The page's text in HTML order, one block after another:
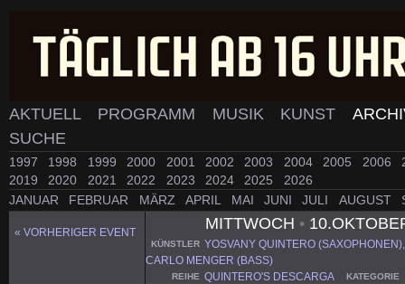
AKTUELL PROGRAMM MUSIK KUNST
SUCHE
1997 1998 1999 2000 2001 2002 2003 2004 2005 2006
2019
2020 2021 2022 2023 2024 2025
2026
JANUAR
FEBRUAR MÄRZ APRIL MAI JUNI JULI AUGUST
« VORHERIGER EVENT
MITTWOCH •
KÜNSTLER YOSVANY QUINTERO
CARLO MENGER (BASS)
REIHE QUINTERO'S DESCARGA KATEGORIE